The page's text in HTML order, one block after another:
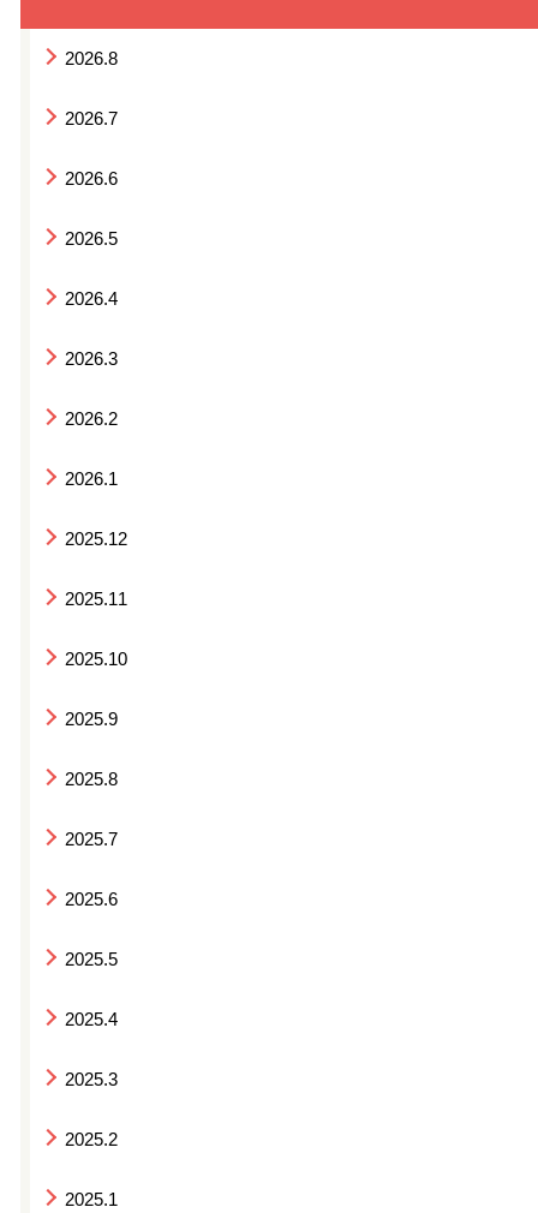
2026.8
2026.7
2026.6
2026.5
2026.4
2026.3
2026.2
2026.1
2025.12
2025.11
2025.10
2025.9
2025.8
2025.7
2025.6
2025.5
2025.4
2025.3
2025.2
2025.1